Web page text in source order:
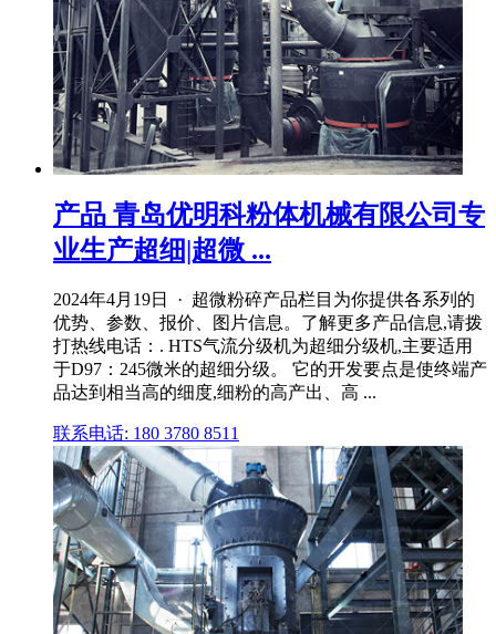
产品 青岛优明科粉体机械有限公司专
业生产超细|超微 ...
2024年4月19日 · 超微粉碎产品栏目为你提供各系列的
优势、参数、报价、图片信息。了解更多产品信息,请拨
打热线电话：. HTS气流分级机为超细分级机,主要适用
于D97：245微米的超细分级。 它的开发要点是使终端产
品达到相当高的细度,细粉的高产出、高 ...
联系电话: 180 3780 8511